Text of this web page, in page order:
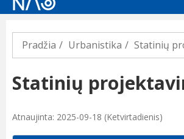
Pradžia Urbanistika Statinių
Statinių
Atnaujinta: 2025-09-18 (Ketvirtadienis)